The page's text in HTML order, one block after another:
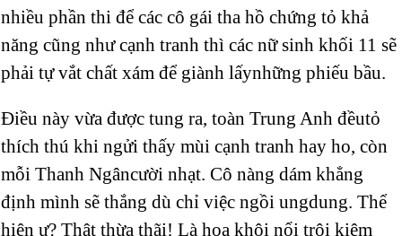
nhiều phần thi để các cô gái tha hồ chứng tỏ khả
năng cũng như cạnh tranh thì các nữ sinh khối 11 sẽ
phải tự vắt chất xám để giành lấynhững phiếu bầu.
Điều này vừa được tung ra, toàn Trung Anh đềutỏ
thích thú khi ngửi thấy mùi cạnh tranh hay ho, còn
mỗi Thanh Ngâncười nhạt. Cô nàng dám khẳng
định mình sẽ thắng dù chỉ việc ngồi ungdung. Thể
hiện ư? Thật thừa thãi! Là hoa khôi nổi trội kiêm